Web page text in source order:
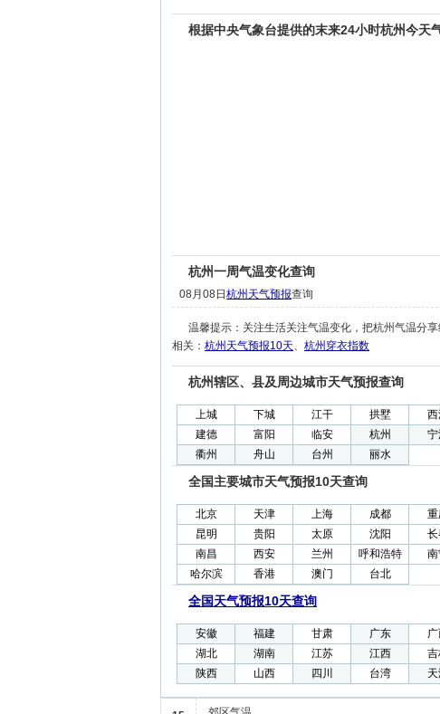
根据中央气象台提供的末来24小时杭州今天
杭州一周气温变化查询
08月08日 杭州天气预报查询
温馨提示：关注生活关注气温变化，把杭州气温分
相关： 杭州天气预报10天、 杭州穿衣指数
杭州辖区、县及周边城市天气预报查询
上城 下城 江干 拱墅 西
建德
富阳 临安 杭州 宁
衢州
舟山 台州 丽水
全国主要城市天气预报10天查询
北京 天津 上海 成都 重
昆明
贵阳 太原 沈阳 长
南昌
西安 兰州 呼和浩特 南
哈尔滨
香港 澳门 台北
全国天气预报10天查询
安徽 福建 甘肃 广东
湖北
湖南 江苏 江西 吉
陕西
山西 四川 台湾